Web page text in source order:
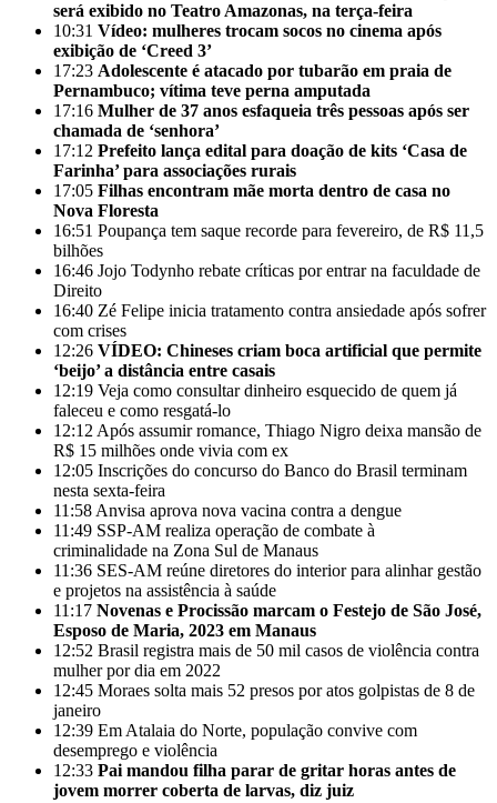
será exibido no Teatro Amazonas, na terça-feira
10:31 Vídeo: mulheres trocam socos no cinema após
exibição de ‘Creed 3’
17:23 Adolescente é atacado por tubarão em praia de
Pernambuco; vítima teve perna amputada
17:16 Mulher de 37 anos esfaqueia três pessoas após ser
chamada de ‘senhora’
17:12 Prefeito lança edital para doação de kits ‘Casa de
Farinha’ para associações rurais
17:05 Filhas encontram mãe morta dentro de casa no
Nova Floresta
16:51 Poupança tem saque recorde para fevereiro, de R$ 11,5
bilhões
16:46 Jojo Todynho rebate críticas por entrar na faculdade de
Direito
16:40 Zé Felipe inicia tratamento contra ansiedade após sofrer
com crises
12:26 VÍDEO: Chineses criam boca artificial que permite
‘beijo’ a distância entre casais
12:19 Veja como consultar dinheiro esquecido de quem já
faleceu e como resgatá-lo
12:12 Após assumir romance, Thiago Nigro deixa mansão de
R$ 15 milhões onde vivia com ex
12:05 Inscrições do concurso do Banco do Brasil terminam
nesta sexta-feira
11:58 Anvisa aprova nova vacina contra a dengue
11:49 SSP-AM realiza operação de combate à
criminalidade na Zona Sul de Manaus
11:36 SES-AM reúne diretores do interior para alinhar gestão
e projetos na assistência à saúde
11:17 Novenas e Procissão marcam o Festejo de São José,
Esposo de Maria, 2023 em Manaus
12:52 Brasil registra mais de 50 mil casos de violência contra
mulher por dia em 2022
12:45 Moraes solta mais 52 presos por atos golpistas de 8 de
janeiro
12:39 Em Atalaia do Norte, população convive com
desemprego e violência
12:33 Pai mandou filha parar de gritar horas antes de
jovem morrer coberta de larvas, diz juiz